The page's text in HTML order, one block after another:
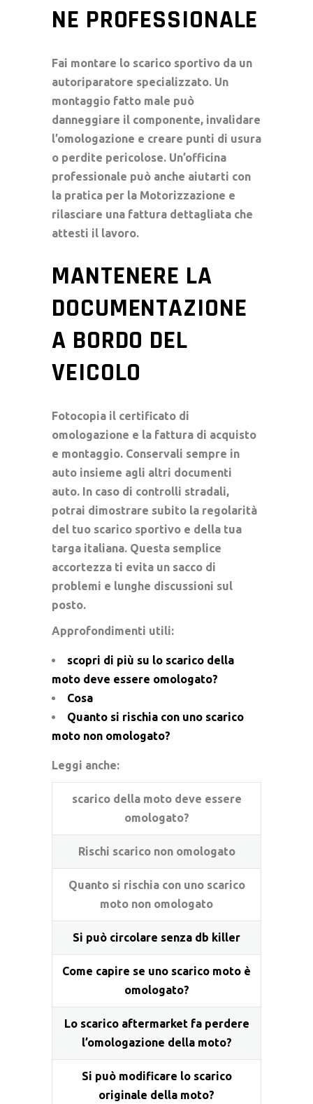
NE PROFESSIONALE
Fai montare lo scarico sportivo da un
autoriparatore specializzato. Un
montaggio fatto male può
danneggiare il componente, invalidare
l’omologazione e creare punti di usura
o perdite pericolose. Un’officina
professionale può anche aiutarti con
la pratica per la Motorizzazione e
rilasciare una fattura dettagliata che
attesti il lavoro.
MANTENERE LA
DOCUMENTAZIONE
A BORDO DEL
VEICOLO
Fotocopia il certificato di
omologazione e la fattura di acquisto
e montaggio. Conservali sempre in
auto insieme agli altri documenti
auto. In caso di controlli stradali,
potrai dimostrare subito la regolarità
del tuo scarico sportivo e della tua
targa italiana. Questa semplice
accortezza ti evita un sacco di
problemi e lunghe discussioni sul
posto.
Approfondimenti utili:
scopri di più su lo scarico della
moto deve essere omologato?
Cosa
Quanto si rischia con uno scarico
moto non omologato?
Leggi anche:
scarico della moto deve essere
omologato?
Rischi scarico non omologato
Quanto si rischia con uno scarico
moto non omologato
Si può circolare senza db killer
Come capire se uno scarico moto è
omologato?
Lo scarico aftermarket fa perdere
l’omologazione della moto?
Si può modificare lo scarico
originale della moto?